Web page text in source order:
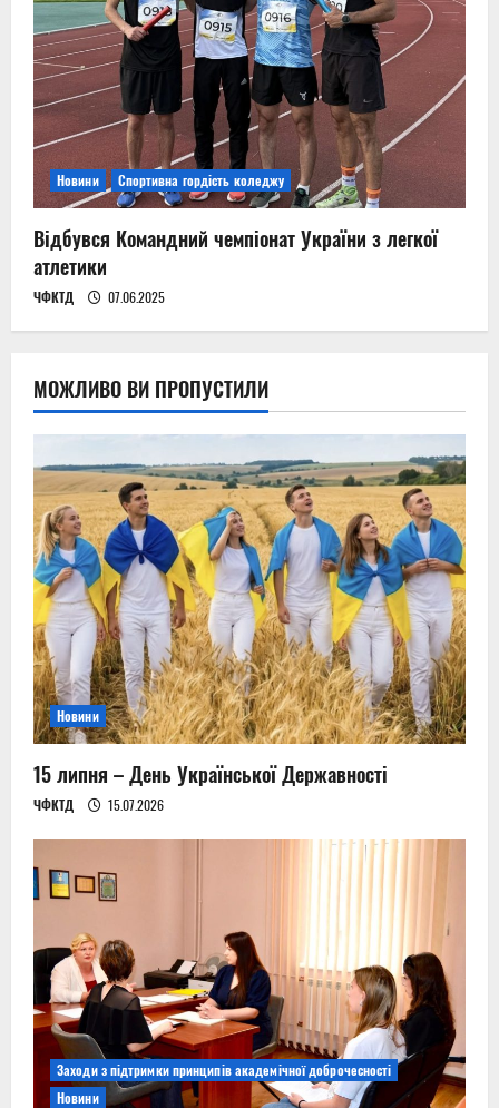
Новини Спортивна гордість коледжу
Відбувся Командний чемпіонат України з легкої
атлетики
ЧФКТД 07.06.2025
МОЖЛИВО ВИ ПРОПУСТИЛИ
Новини
15 липня – День Української Державності
ЧФКТД 15.07.2026
Заходи з підтримки принципів академічної доброчесності
Новини